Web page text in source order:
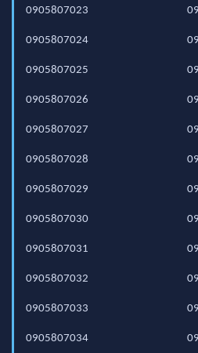
0905807023
0905807024
0905807025
0905807026
0905807027
0905807028
0905807029
0905807030
0905807031
0905807032
0905807033
0905807034